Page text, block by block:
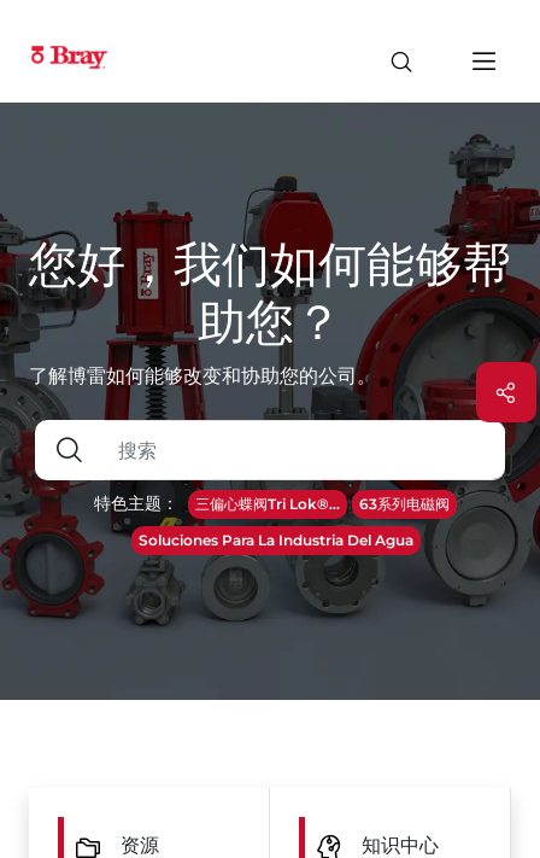
您好，我们如何能够帮
助您？
了解博雷如何能够改变和协助您的公司。
特色主题： 三偏心蝶阀Tri Lok®...
63系列电磁阀
Soluciones Para La Industria Del Agua
资源 知识中心